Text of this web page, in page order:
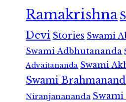
Ramakrishna
Devi Stories Swami
Swami Adbhutananda
Advaitananda Swami
Swami
Niranjanananda Swami